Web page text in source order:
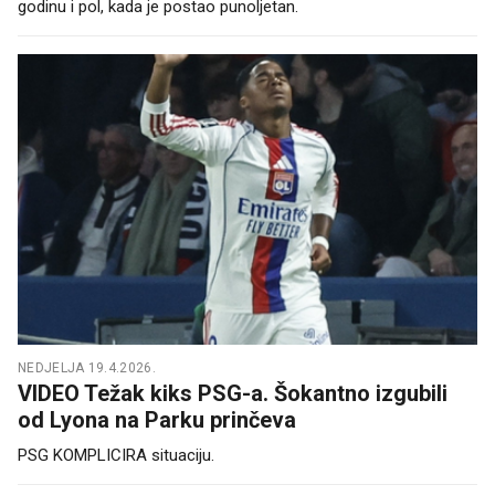
godinu i pol, kada je postao punoljetan.
NEDJELJA 19.4.2026.
VIDEO Težak kiks PSG-a. Šokantno izgubili
od Lyona na Parku prinčeva
PSG KOMPLICIRA situaciju.